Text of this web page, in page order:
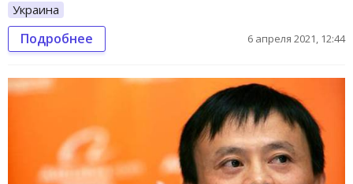
Украина
Подробнее 6 апреля 2021, 12:44